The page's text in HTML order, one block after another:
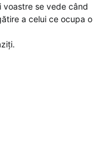
voastre se vede când
a celui ce ocupa o